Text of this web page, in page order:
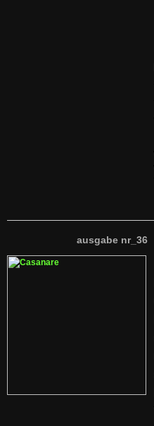
ausgabe nr_36